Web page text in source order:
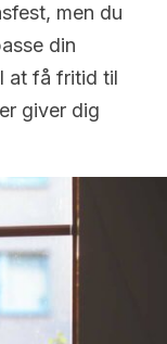
men du
din
at få fritid til
giver dig